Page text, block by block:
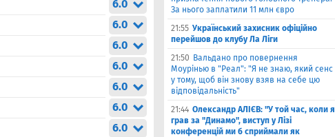
6.0
6.0
6.0
6.0
6.0
6.0
6.0
За нього заплатили 11 млн євро
21:55 Український захисник офіційно
перейшов до клубу Ла Ліги
21:50 Вальдано про повернення
Моурінью в "Реал": "Я не знаю, який сенс
у тому, щоб він знову взяв на себе цю
відповідальність"
21:44 Олександр АЛІЄВ: "У той час, коли я
грав за "Динамо", виступ у Лізі
конференцій ми б сприймали як